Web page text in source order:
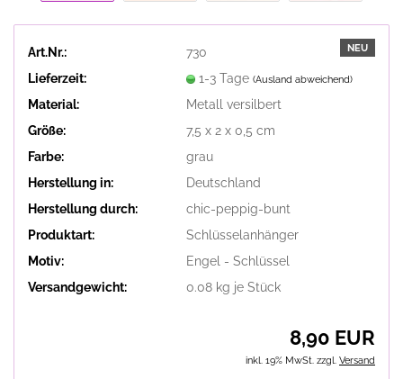
NEU
Art.Nr.:
730
Lieferzeit:
1-3 Tage (Ausland abweichend)
Material:
Metall versilbert
Größe:
7,5 x 2 x 0,5 cm
Farbe:
grau
Herstellung in:
Deutschland
Herstellung durch:
chic-peppig-bunt
Produktart:
Schlüsselanhänger
Motiv:
Engel - Schlüssel
Versandgewicht:
0.08kg je Stück
8,90 EUR
inkl. 19% MwSt. zzgl. Versand